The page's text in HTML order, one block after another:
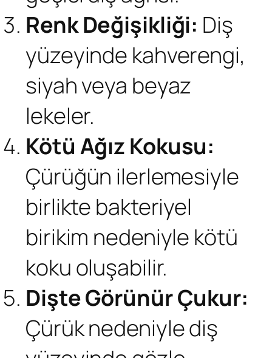
Renk Değişikliği: Diş
yüzeyinde kahverengi,
siyah veya beyaz
lekeler.
Kötü Ağız Kokusu:
Çürüğün ilerlemesiyle
birlikte bakteriyel
birikim nedeniyle kötü
koku oluşabilir.
Dişte Görünür Çukur:
Çürük nedeniyle diş